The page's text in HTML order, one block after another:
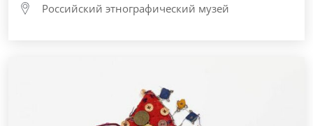
Российский этнографический музей